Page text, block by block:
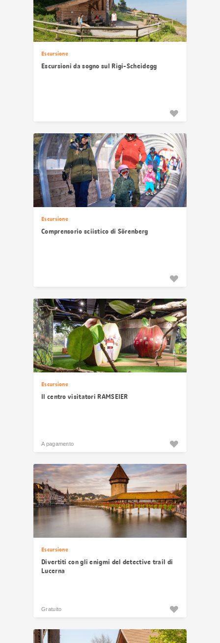
Escursione
Escursioni da sogno sul Rigi-Scheidegg
Escursione
Comprensorio sciistico di Sörenberg
Escursione
Il centro visitatori RAMSEIER
A pagamento
Escursione
Divertiti con gli enigmi del detective trail di
Lucerna
Gratuito